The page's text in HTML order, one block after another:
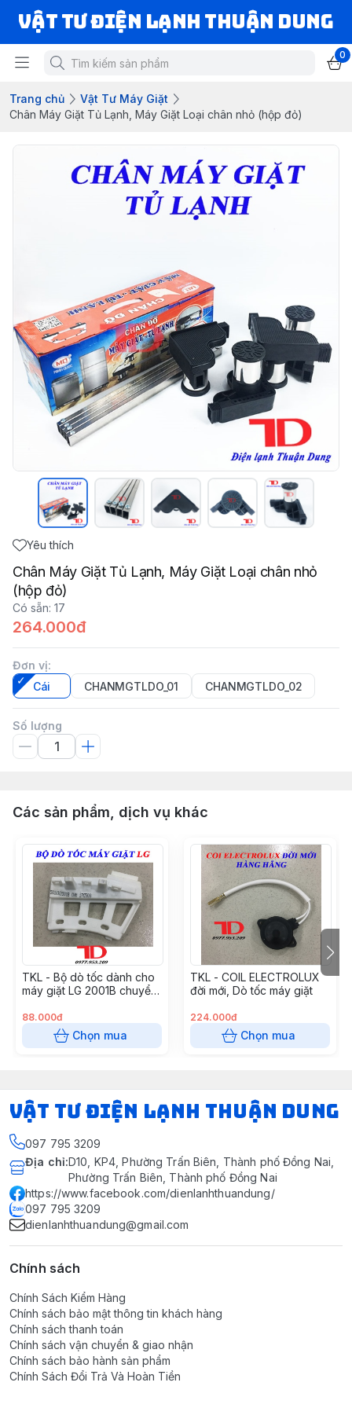
VẬT TƯ ĐIỆN LẠNH THUẬN DUNG
0
Trang chủ
Vật Tư Máy Giặt
Chân Máy Giặt Tủ Lạnh, Máy Giặt Loại chân nhỏ (hộp đỏ)
Yêu thích
Chân Máy Giặt Tủ Lạnh, Máy Giặt Loại chân nhỏ
(hộp đỏ)
Có sẵn: 17
264.000đ
Đơn vị:
Cái
CHANMGTLDO_01 CHANMGTLDO_02
Số lượng
Các sản phẩm, dịch vụ khác
TKL - Bộ dò tốc dành cho
máy giặt LG 2001B chuyển
88.000đ
Chọn mua
TKL - COIL ELECTROLUX
đời mới, Dò tốc máy giặt
224.000đ
Chọn mua
VẬT TƯ ĐIỆN LẠNH THUẬN DUNG
097 795 3209
Địa chỉ:D10, KP4, Phường Trấn Biên, Thành phố Đồng Nai,
Phường Trấn Biên, Thành phố Đồng Nai
https://www.facebook.com/dienlanhthuandung/
097 795 3209
dienlanhthuandung@gmail.com
Chính sách
Chính Sách Kiểm Hàng
Chính sách bảo mật thông tin khách hàng
Chính sách thanh toán
Chính sách vận chuyển & giao nhận
Chính sách bảo hành sản phẩm
Chính Sách Đổi Trả Và Hoàn Tiền